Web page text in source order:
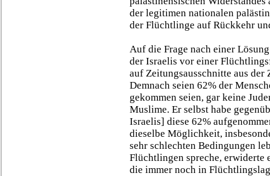
der legitimen nationalen
der Flüchtlinge auf Rückkehr
Auf die Frage nach einer
der Israelis vor einer
auf Zeitungsausschnitte aus der
Demnach seien 62% der
gekommen seien, gar keine
Muslime. Er selbst habe
Israelis] diese 62%
dieselbe Möglichkeit,
sehr schlechten Bedingungen
Flüchtlingen spreche, erwiderte
die immer noch in